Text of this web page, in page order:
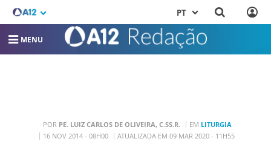
PT
MENU
POR PE. LUIZ CARLOS DE OLIVEIRA, C.SS.R. EM LITURGIA
16 NOV 2014 - 08H00
ATUALIZADA EM 09 MAR 2020 - 11H55